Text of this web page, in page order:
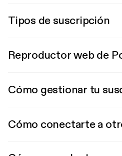
Tipos de suscripción
Reproductor web de
Cómo gestionar tu
Cómo conectarte a